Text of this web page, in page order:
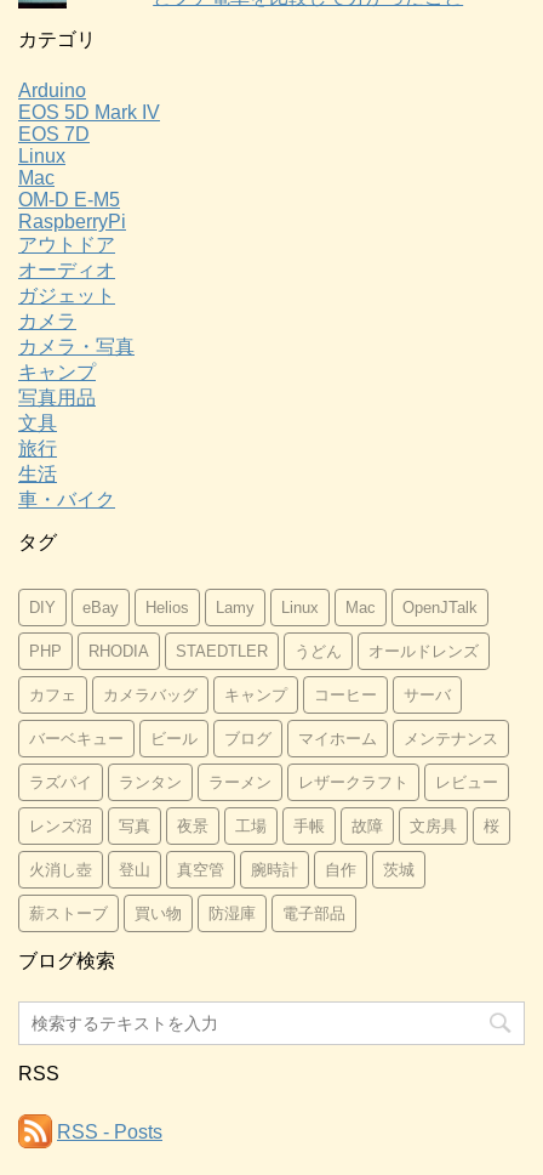
カテゴリ
Arduino
EOS 5D Mark IV
EOS 7D
Linux
Mac
OM-D E-M5
RaspberryPi
アウトドア
オーディオ
ガジェット
カメラ
カメラ・写真
キャンプ
写真用品
文具
旅行
生活
車・バイク
タグ
DIY eBay Helios Lamy Linux Mac OpenJTalk
PHP RHODIA STAEDTLER うどん オールドレンズ
カフェ カメラバッグ キャンプ コーヒー サーバ
バーベキュー ビール ブログ マイホーム メンテナンス
ラズパイ ランタン ラーメン レザークラフト レビュー
レンズ沼 写真 夜景 工場 手帳 故障 文房具 桜
火消し壺 登山 真空管 腕時計 自作 茨城
薪ストーブ 買い物 防湿庫 電子部品
ブログ検索
RSS
RSS - Posts